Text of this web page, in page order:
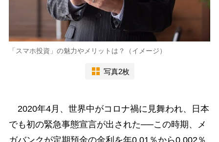
「スマホ投資」の魅力やメリットは？（イメージ）
写真2枚
2020年4月、世界中がコロナ禍に見舞われ、日本
でも初の緊急事態宣言が出された──この時期、メ